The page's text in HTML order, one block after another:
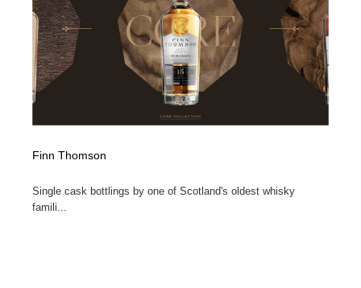
Finn Thomson
Single cask bottlings by one of Scotland's oldest whisky
famili...